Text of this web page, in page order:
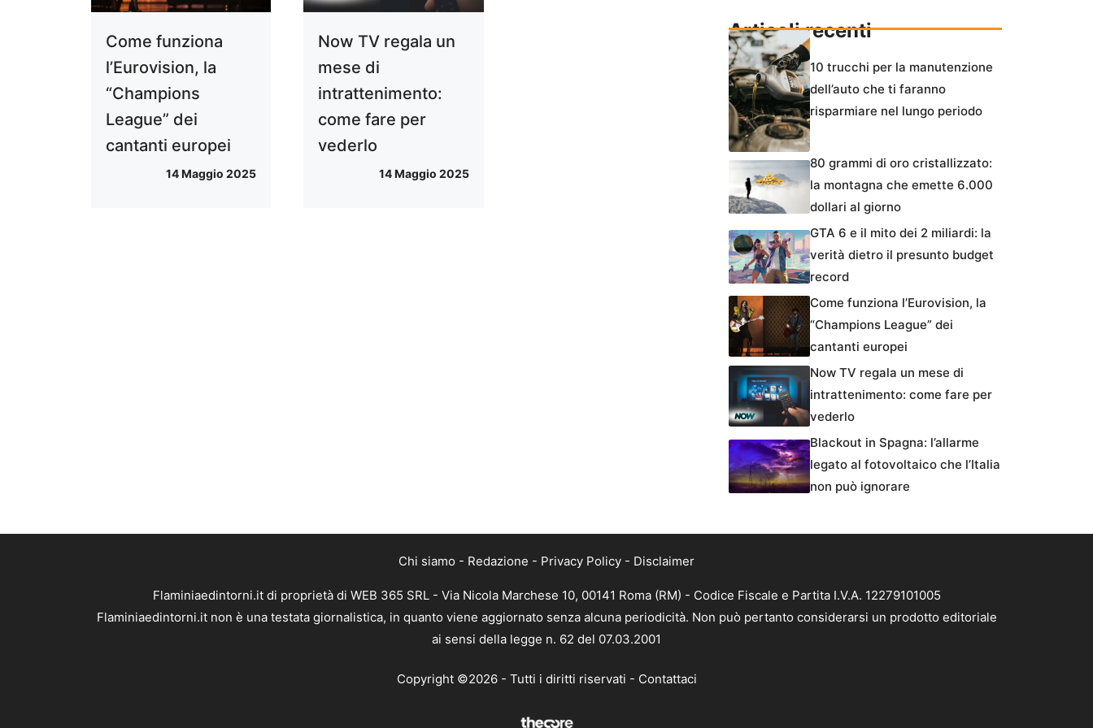
Come funziona
l’Eurovision, la
“Champions
League” dei
cantanti europei
14 Maggio 2025
Now TV regala un
mese di
intrattenimento:
come fare per
vederlo
14 Maggio 2025
Articoli recenti
10 trucchi per la manutenzione
dell’auto che ti faranno
risparmiare nel lungo periodo
80 grammi di oro cristallizzato:
la montagna che emette 6.000
dollari al giorno
GTA 6 e il mito dei 2 miliardi: la
verità dietro il presunto budget
record
Come funziona l’Eurovision, la
“Champions League” dei
cantanti europei
Now TV regala un mese di
intrattenimento: come fare per
vederlo
Blackout in Spagna: l’allarme
legato al fotovoltaico che l’Italia
non può ignorare
Chi siamo - Redazione - Privacy Policy - Disclaimer
Flaminiaedintorni.it di proprietà di WEB 365 SRL - Via Nicola Marchese 10, 00141 Roma (RM) - Codice Fiscale e Partita I.V.A. 12279101005
Flaminiaedintorni.it non è una testata giornalistica, in quanto viene aggiornato senza alcuna periodicità. Non può pertanto considerarsi un prodotto editoriale
ai sensi della legge n. 62 del 07.03.2001
Copyright ©2026 - Tutti i diritti riservati - Contattaci